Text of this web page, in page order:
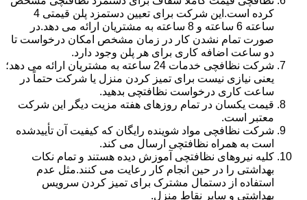
کرده است.این شرکت برای تعیین دستمزد پلن قیمتی 4
ساعته 6 ساعته و 8 ساعته به مشتریان ارائه می دهد.در
صورت تمام نشدن کار در زمان مشخص امکان درخواست تا
دو ساعت اضافه کاری برای هر پلن وجود دارد.
شرکت نظافچی خدمات 24 ساعته به مشتریان ارائه می دهد؛
یعنی نیازی نیست برای تمیز کردن منزل یا شرکت حتماً در
ساعت کاری درخواست نظافتچی بدهید.
قیمت یکسان در تمام روزهای هفته مزیت دیگر این شرکت
معتبر است.
شرکت نظافچی مواد شوینده رایگان که کیفیت آن تأییدشده
است به همراه نظافتچی ارسال می کند.
کلیه نیروهای نظافتچی آموزش دیده هستند و تمام نکات
بهداشتی را در حین انجام کار رعایت می کنند.مثل عدم
استفاده از دستمال مشترک برای تمیز کردن سرویس
بهداشتی و سایر نقاط منزل.